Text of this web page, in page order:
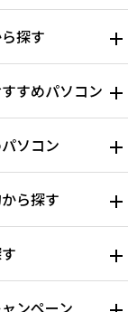
探す
すめパソコン
ソコン
ら探す
ンペーン